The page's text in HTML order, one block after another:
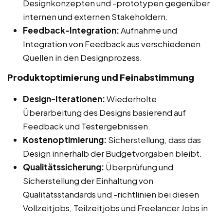
Designkonzepten und -prototypen gegenüber
internen und externen Stakeholdern.
Feedback-Integration:Aufnahme und
Integration von Feedback aus verschiedenen
Quellen in den Designprozess.
Produktoptimierung und Feinabstimmung
Design-Iterationen:Wiederholte
Überarbeitung des Designs basierend auf
Feedback und Testergebnissen.
Kostenoptimierung: Sicherstellung, dass das
Design innerhalb der Budgetvorgaben bleibt.
Qualitätssicherung: Überprüfung und
Sicherstellung der Einhaltung von
Qualitätsstandards und -richtlinien bei diesen
Vollzeitjobs, Teilzeitjobs und Freelancer Jobs in